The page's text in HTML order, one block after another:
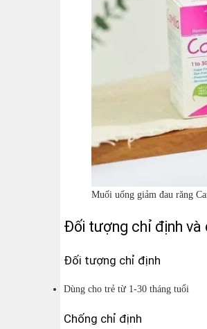
Muối uống giảm đau răng
Đối tượng chỉ định và
Đối tượng chỉ định
Dùng cho trẻ từ 1-30 tháng tuổi
Chống chỉ định